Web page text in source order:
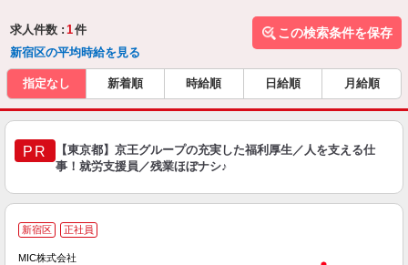
求人件数 : 1件
新宿区の平均時給を見る
この検索条件を保存
指定なし 新着順 時給順 日給順 月給順
PR
【東京都】京王グループの充実した福利厚生／人を支える仕
事！就労支援員／残業ほぼナシ♪
新宿区 正社員
MIC株式会社